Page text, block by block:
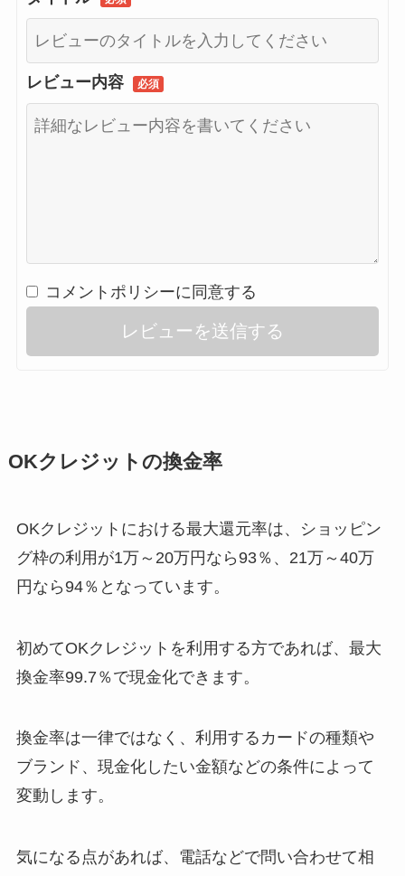
レビュー内容 必須
コメントポリシーに同意する
レビューを送信する
OKクレジットの換金率
OKクレジットにおける最大還元率は、ショッピン
グ枠の利用が1万～20万円なら93％、21万～40万
円なら94％となっています。
初めてOKクレジットを利用する方であれば、最大
換金率99.7％で現金化できます。
換金率は一律ではなく、利用するカードの種類や
ブランド、現金化したい金額などの条件によって
変動します。
気になる点があれば、電話などで問い合わせて相